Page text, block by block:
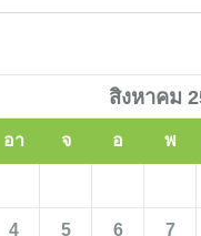
สิงหาคม
อา จ อ พ
4 5 6 7